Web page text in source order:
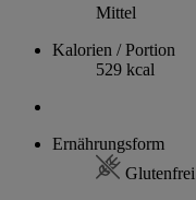
Mittel
Kalorien / Portion
529 kcal
Ernährungsform
Glutenfrei